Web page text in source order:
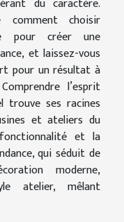
du caractère.
comment choisir
pour créer une
et laissez-vous
pour un résultat à
l’esprit
trouve ses racines
et ateliers du
et la
qui séduit de
moderne,
atelier, mêlant